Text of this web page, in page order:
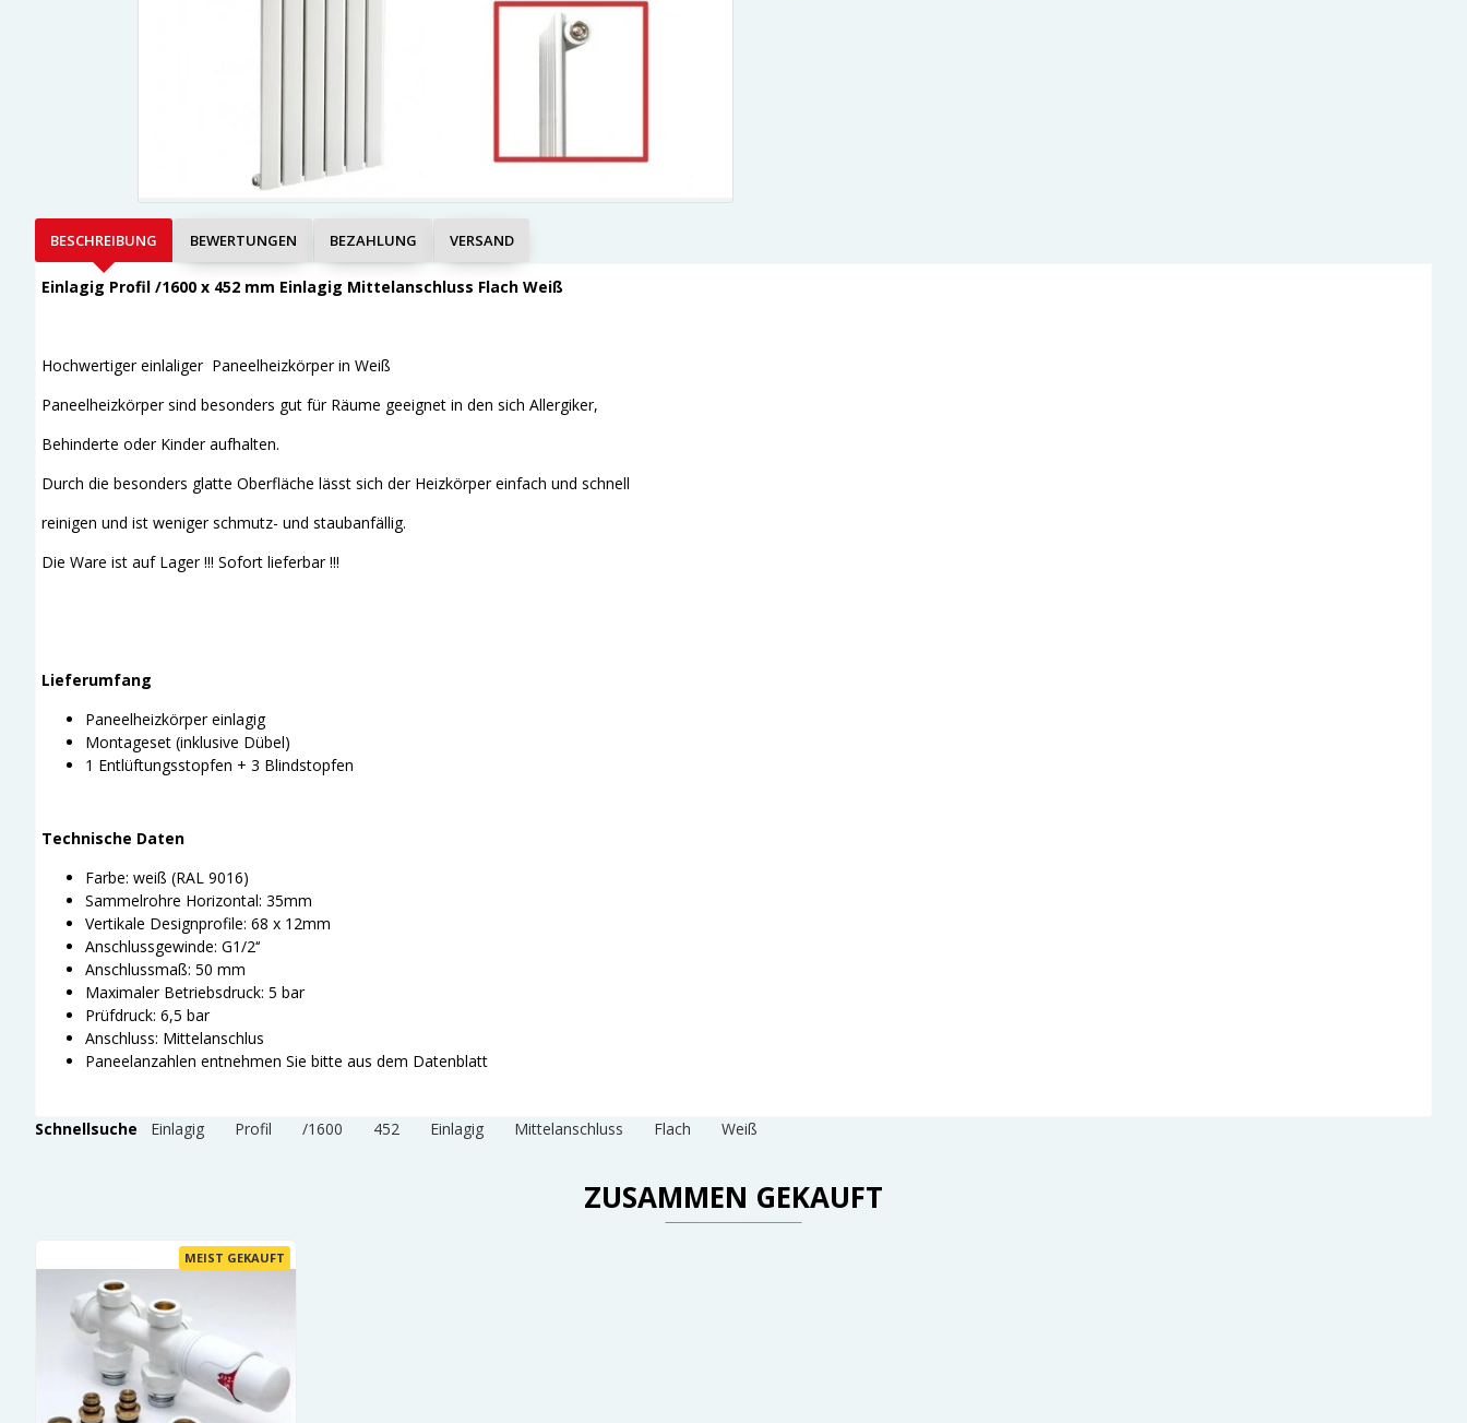
BESCHREIBUNG BEWERTUNGEN BEZAHLUNG VERSAND
Einlagig Profil /1600 x 452 mm Einlagig Mittelanschluss Flach Weiß
Hochwertiger einlaliger Paneelheizkörper in Weiß
Paneelheizkörper sind besonders gut für Räume geeignet in den sich Allergiker,
Behinderte oder Kinder aufhalten.
Durch die besonders glatte Oberfläche lässt sich der Heizkörper einfach und schnell
reinigen und ist weniger schmutz- und staubanfällig.
Die Ware ist auf Lager !!! Sofort lieferbar !!!
Lieferumfang
Paneelheizkörper einlagig
Montageset (inklusive Dübel)
1 Entlüftungsstopfen + 3 Blindstopfen
Technische Daten
Farbe: weiß (RAL 9016)
Sammelrohre Horizontal: 35mm
Vertikale Designprofile: 68 x 12mm
Anschlussgewinde: G1/2‘‘
Anschlussmaß: 50 mm
Maximaler Betriebsdruck: 5 bar
Prüfdruck: 6,5 bar
Anschluss: Mittelanschlus
Paneelanzahlen entnehmen Sie bitte aus dem Datenblatt
Schnellsuche Einlagig Profil /1600 452 Einlagig Mittelanschluss Flach Weiß
ZUSAMMEN GEKAUFT
MEIST GEKAUFT